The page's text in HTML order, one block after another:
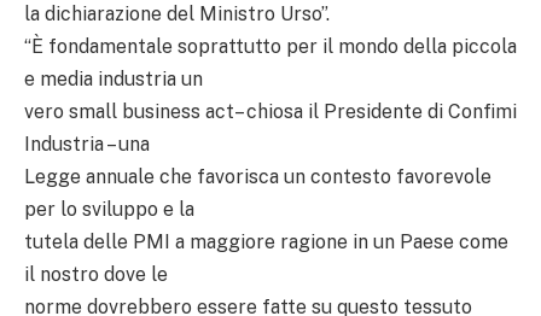
la dichiarazione del Ministro Urso”.
“È fondamentale soprattutto per il mondo della piccola
e media industria un
vero small business act– chiosa il Presidente di Confimi
Industria – una
Legge annuale che favorisca un contesto favorevole
per lo sviluppo e la
tutela delle PMI a maggiore ragione in un Paese come
il nostro dove le
norme dovrebbero essere fatte su questo tessuto